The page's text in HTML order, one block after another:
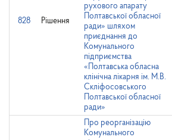
828 Рішення
рухового апарату
Полтавської обласної
ради» шляхом
приєднання до
Комунального
підприємства
«Полтавська обласна
клінічна лікарня ім. М.В.
Скліфосовського
Полтавської обласної
ради»
Про реорганізацію
Комунального